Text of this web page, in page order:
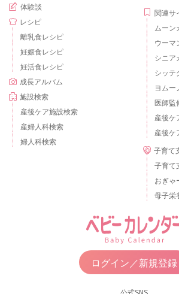
体験談
レシピ
離乳食レシピ
妊娠食レシピ
妊活食レシピ
成長アルバム
施設検索
産後ケア施設検索
産婦人科検索
婦人科検索
関連サ
ムーン
ウーマ
シニア
シッテ
ヨムー
医師監
産後ケ
産後ケ
子育て
子育て
おぎゃ
母子栄
ログイン／新規登録